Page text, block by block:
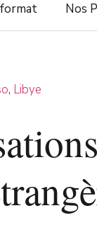
Nos
, Libye